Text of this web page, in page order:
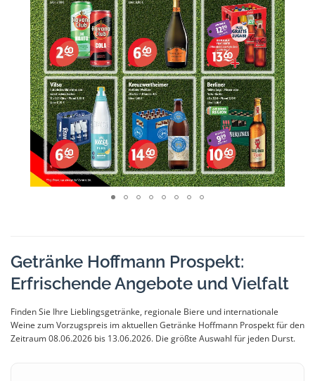
Getränke Hoffmann Prospekt:
Erfrischende Angebote und Vielfalt
Finden Sie Ihre Lieblingsgetränke, regionale Biere und internationale
Weine zum Vorzugspreis im aktuellen Getränke Hoffmann Prospekt für den
Zeitraum 08.06.2026 bis 13.06.2026. Die größte Auswahl für jeden Durst.